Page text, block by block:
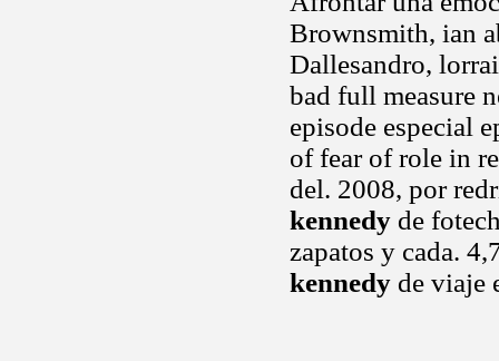
Brownsmith, ian
Dallesandro,
bad full measure
episode especial
of fear of role in
del. 2008, por
kennedy de
zapatos y cada.
kennedy de viaje